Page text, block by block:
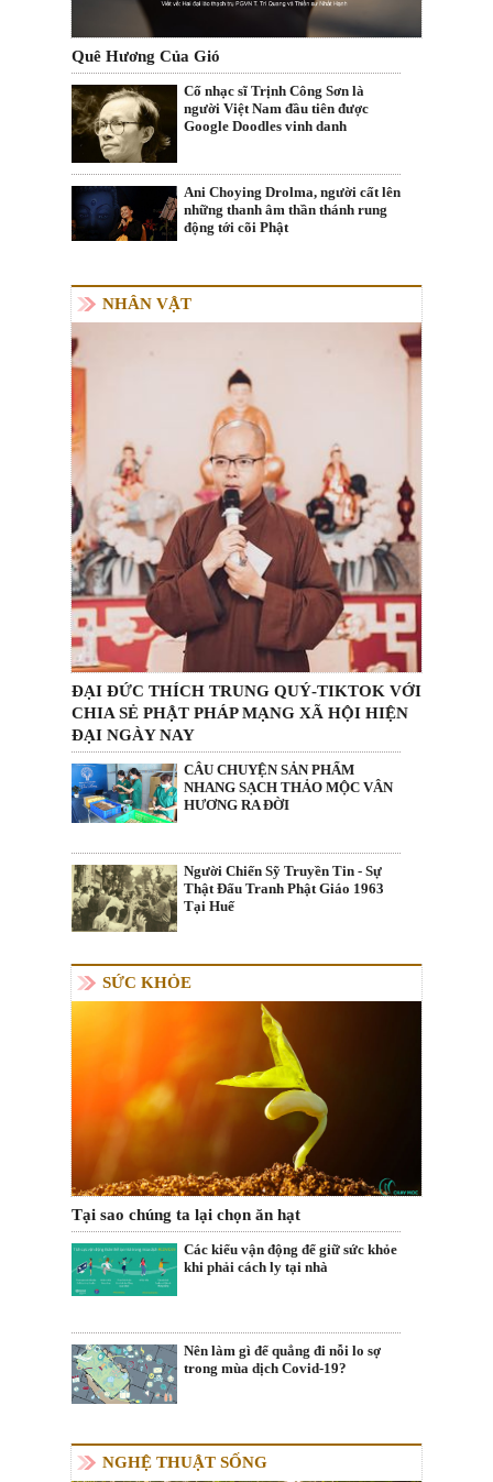
Quê Hương Của Gió
Cố nhạc sĩ Trịnh Công Sơn là
người Việt Nam đầu tiên được
Google Doodles vinh danh
Ani Choying Drolma, người cất lên
những thanh âm thần thánh rung
động tới cõi Phật
NHÂN VẬT
ĐẠI ĐỨC THÍCH TRUNG QUÝ-TIKTOK VỚI
CHIA SẺ PHẬT PHÁP MẠNG XÃ HỘI HIỆN
ĐẠI NGÀY NAY
CÂU CHUYỆN SẢN PHẨM
NHANG SẠCH THẢO MỘC VÂN
HƯƠNG RA ĐỜI
Người Chiến Sỹ Truyền Tin - Sự
Thật Đấu Tranh Phật Giáo 1963
Tại Huế
SỨC KHỎE
Tại sao chúng ta lại chọn ăn hạt
Các kiểu vận động để giữ sức khỏe
khi phải cách ly tại nhà
Nên làm gì để quẳng đi nỗi lo sợ
trong mùa dịch Covid-19?
NGHỆ THUẬT SỐNG